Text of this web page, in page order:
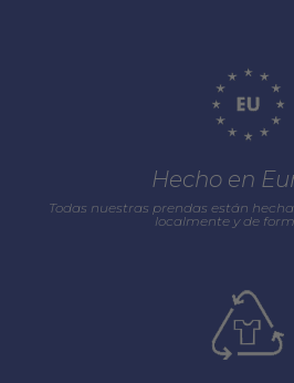
Hecho en
Todas nuestras prendas están
localmente y de